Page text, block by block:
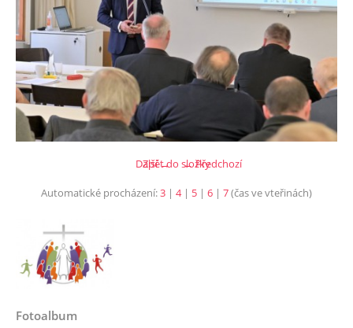
← Předchozí
Další →
Zpět do složky
Automatické procházení:3 | 4| 5 | 6 | 7(čas ve vteřinách)
Fotoalbum